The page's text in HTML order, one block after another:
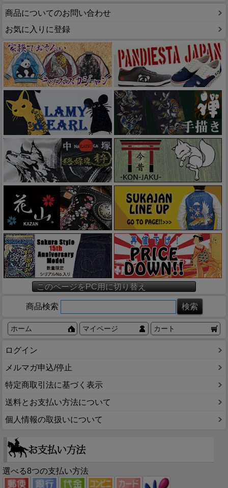
商品についてのお問い合わせ
お気に入りに登録
このページをPC用に切り替え
商品検索
ホーム マイページ カート
ログイン
メルマガ申込/停止
特定商取引法に基づく表示
送料とお支払い方法について
個人情報の取扱いについて
選べる8つの支払い方法